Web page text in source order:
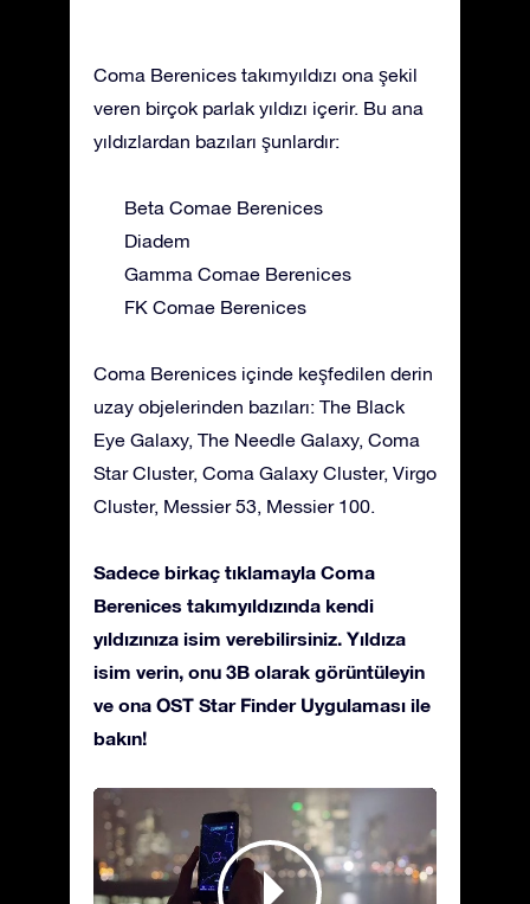
Coma Berenices takımyıldızı ona şekil
veren birçok parlak yıldızı içerir. Bu ana
yıldızlardan bazıları şunlardır:
Beta Comae Berenices
Diadem
Gamma Comae Berenices
FK Comae Berenices
Coma Berenices içinde keşfedilen derin
uzay objelerinden bazıları: The Black
Eye Galaxy, The Needle Galaxy, Coma
Star Cluster, Coma Galaxy Cluster, Virgo
Cluster, Messier 53, Messier 100.
Sadece birkaç tıklamayla Coma
Berenices takımyıldızında kendi
yıldızınıza isim verebilirsiniz. Yıldıza
isim verin, onu 3B olarak görüntüleyin
ve ona OST Star Finder Uygulaması ile
bakın!